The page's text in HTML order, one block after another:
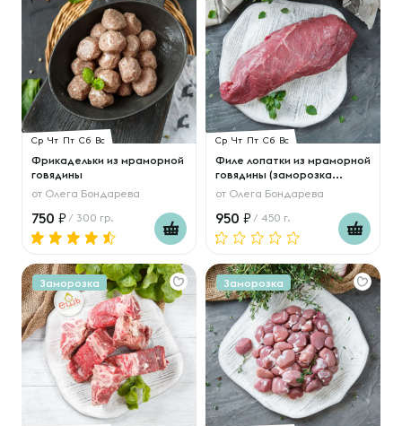
Ср Чт Пт Сб Вс
Фрикадельки из мраморной
говядины
от Олега Бондарева
750 / 300 гр.
Ср Чт Пт Сб Вс
Филе лопатки из мраморной
говядины (заморозка...
от Олега Бондарева
950 / 450 г.
Заморозка Заморозка